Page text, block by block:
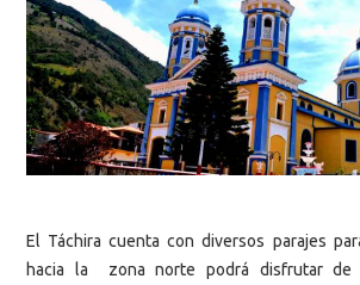
El Táchira cuenta con diversos parajes
hacia la zona norte podrá disfrutar de